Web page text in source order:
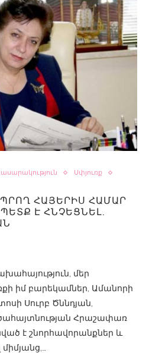
Սփյուռք
ՀԱՅԵՐԻՍ ՀԱՄԱՐ
Է ՀՆՉԵՑՆԵԼ.
մեր
իմ բարեկամներ, Ամանորի
Սուրբ Ծննդյան,
Հրաշափառ
է շնորհավորանքներ և